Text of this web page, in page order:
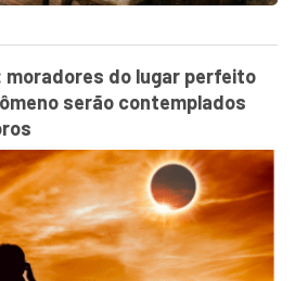
do lugar perfeito
serão contemplados